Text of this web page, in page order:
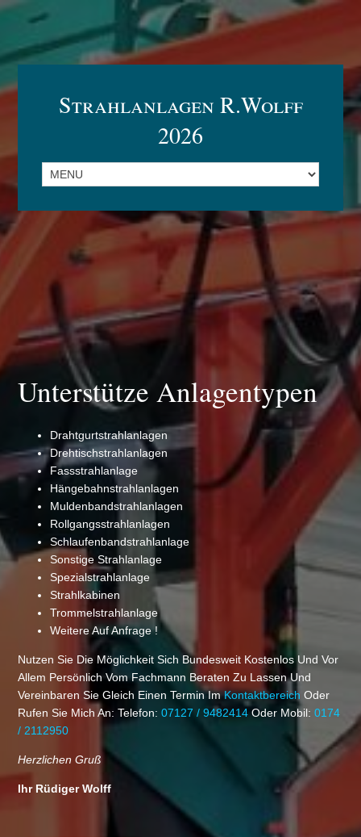
Strahlanlagen R.Wolff
2026
Unterstütze Anlagentypen
Drahtgurtstrahlanlagen
Drehtischstrahlanlagen
Fassstrahlanlage
Hängebahnstrahlanlagen
Muldenbandstrahlanlagen
Rollgangsstrahlanlagen
Schlaufenbandstrahlanlage
Sonstige Strahlanlage
Spezialstrahlanlage
Strahlkabinen
Trommelstrahlanlage
Weitere Auf Anfrage !
Nutzen Sie Die Möglichkeit Sich Bundesweit Kostenlos Und Vor
Allem Persönlich Vom Fachmann Beraten Zu Lassen Und
Vereinbaren Sie Gleich Einen Termin ImKontaktbereich Oder
Rufen Sie Mich An: Telefon:07127 / 9482414 Oder Mobil:0174
/ 2112950
Herzlichen Gruß
Ihr Rüdiger Wolff